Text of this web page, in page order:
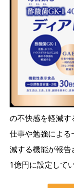
の不快感を軽減す
仕事や勉強によ
減する機能が報
1億円に設定してい